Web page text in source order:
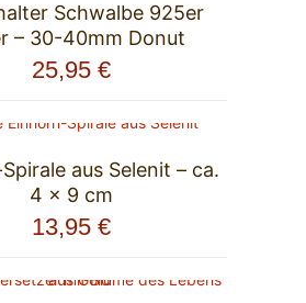
Schwalbe 925er
– 30-40mm Donut
25,95 €
aus Selenit – ca.
4 x 9 cm
13,95 €